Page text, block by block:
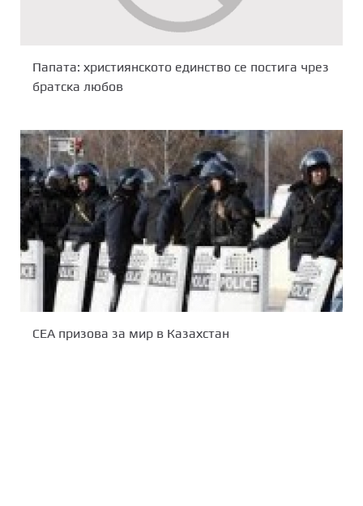
Папата: християнското единство се постига чрез
братска любов
СЕА призова за мир в Казахстан